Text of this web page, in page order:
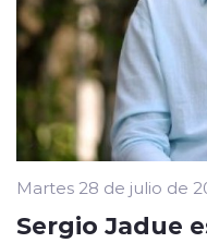
Martes 28 de julio de
Sergio Jadue